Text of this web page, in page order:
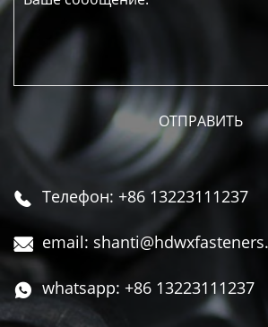
 Телефон: +86 13223111237
 email:
 whatsapp: +86 13223111237